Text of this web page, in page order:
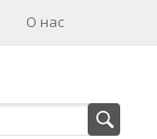
О нас